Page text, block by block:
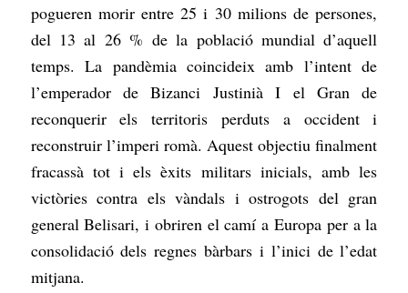
pogueren morir entre 25 i 30 milions de persones,
del 13 al 26 % de la població mundial d’aquell
temps. La pandèmia coincideix amb l’intent de
l’emperador de Bizanci Justinià I el Gran de
reconquerir els territoris perduts a occident i
reconstruir l’imperi romà. Aquest objectiu finalment
fracassà tot i els èxits militars inicials, amb les
victòries contra els vàndals i ostrogots del gran
general Belisari, i obriren el camí a Europa per a la
consolidació dels regnes bàrbars i l’inici de l’edat
mitjana.